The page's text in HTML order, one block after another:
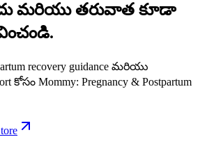
మరియు తరువాత కూడా
recovery guidance మరియు
కోసం Mommy: Pregnancy & Postpartum